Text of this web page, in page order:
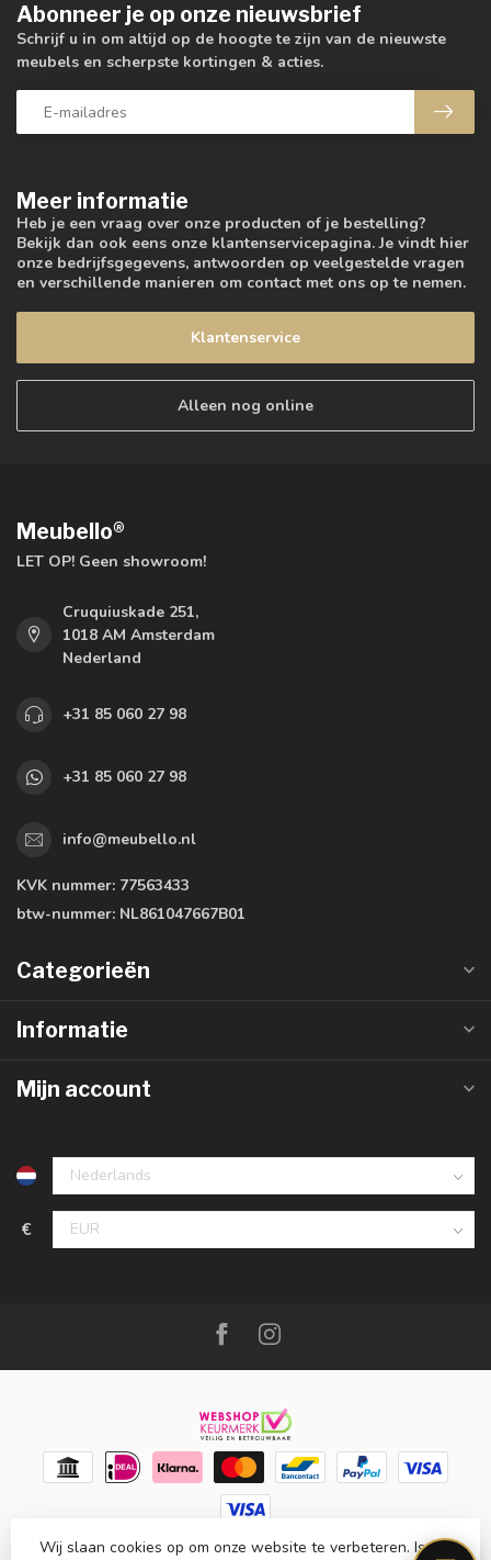
Meer informatie
Heb je een vraag over onze producten of je bestelling?
Bekijk dan ook eens onze klantenservicepagina. Je vindt hier
onze bedrijfsgegevens, antwoorden op veelgestelde vragen
en verschillende manieren om contact met ons op te nemen.
Klantenservice
Alleen nog online
Abonneer je op onze nieuwsbrief
Schrijf u in om altijd op de hoogte te zijn van de nieuwste
meubels en scherpste kortingen & acties.
Meubello®
LET OP! Geen showroom!
Cruquiuskade 251,
1018 AM Amsterdam
Nederland
+31 85 060 27 98
+31 85 060 27 98
info@meubello.nl
KVK nummer: 77563433
btw-nummer: NL861047667B01
Categorieën
Informatie
Mijn account
€
© Copyright 2026 Meubello®- Powered byLightspeed-
Wij slaan cookies op om onze website te verbeteren. Is dat